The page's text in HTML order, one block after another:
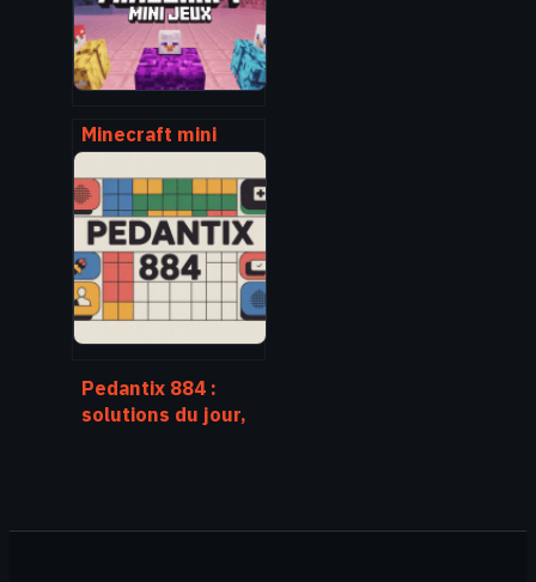
Minecraft mini
jeux serveur :
guide complet
pour choisir et
jouer
Pedantix 884 :
solutions du jour,